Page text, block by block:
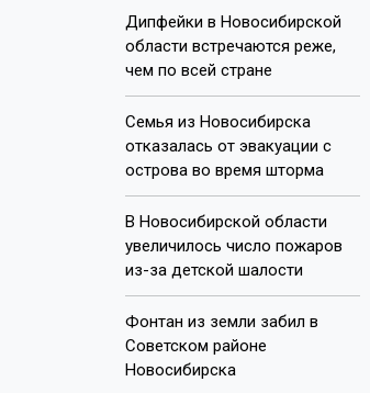
Дипфейки в Новосибирской
области встречаются реже,
чем по всей стране
Семья из Новосибирска
отказалась от эвакуации с
острова во время шторма
В Новосибирской области
увеличилось число пожаров
из-за детской шалости
Фонтан из земли забил в
Советском районе
Новосибирска